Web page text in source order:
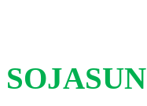
SOJASUN